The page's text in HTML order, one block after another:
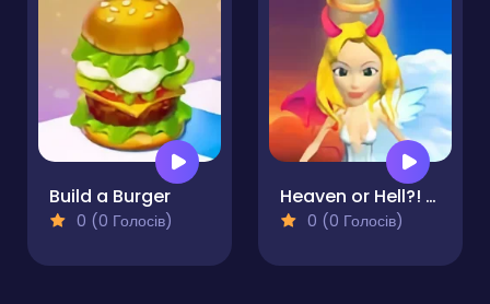
Build a Burger
0 (0 Голосів)
Heaven or Hell?! The choice is yours!
0 (0 Голосів)